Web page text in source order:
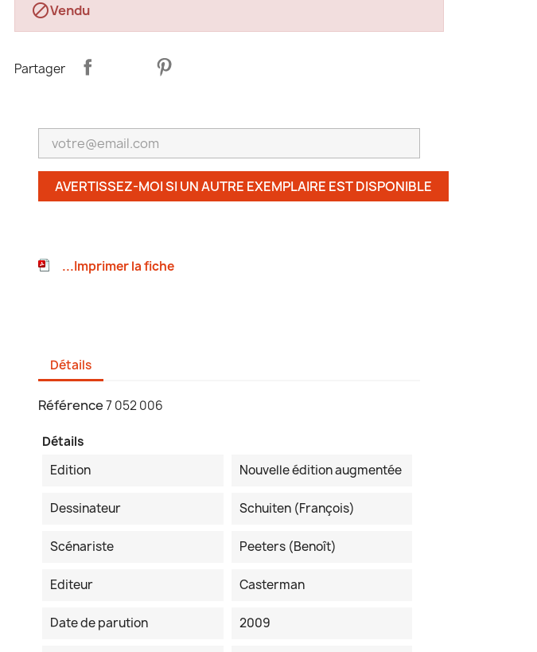
Vendu
Partager
AVERTISSEZ-MOI SI UN AUTRE EXEMPLAIRE EST DISPONIBLE
...Imprimer la fiche
Détails
Référence7 052 006
Détails
Edition
Nouvelle édition augmentée
Dessinateur Schuiten (François)
Scénariste Peeters (Benoît)
Editeur Casterman
Date de parution 2009